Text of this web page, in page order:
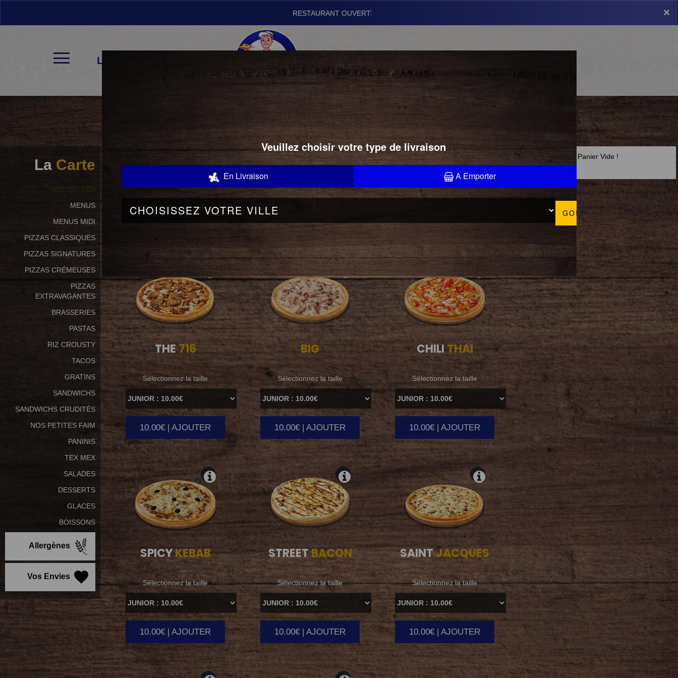
×
Vou
LA CARTE
×
La Carte
NOS OFFRES
MENUS
MENUS MIDI
PIZZAS CLASSIQUES
PIZZAS SIGNATURES
PIZZAS CRÉMEUSES
PIZZAS
EXTRAVAGANTES
BRASSERIES
PASTAS
RIZ CROUSTY
TACOS
GRATINS
SANDWICHS
SANDWICHS CRUDITÉS
NOS PETITES FAIM
PANINIS
TEX MEX
SALADES
DESSERTS
GLACES
BOISSONS
Allergènes
Vos Envies
PIZZAS SIGNATURES
THE716
Sélectionnez la taille
10.00€ | AJOUTER
BIG
Sélectionnez la taille
10.00€ | AJOUTER
CHILITHAI
Sélectionnez la taille
10.00€ | AJOUTER
SPICYKEBAB
Sélectionnez la taille
10.00€ | AJOUTER
STREETBACON
Sélectionnez la taille
10.00€ | AJOUTER
SAINTJACQUES
Sélectionnez la taille
10.00€ | AJOUTER
Panier Vide !